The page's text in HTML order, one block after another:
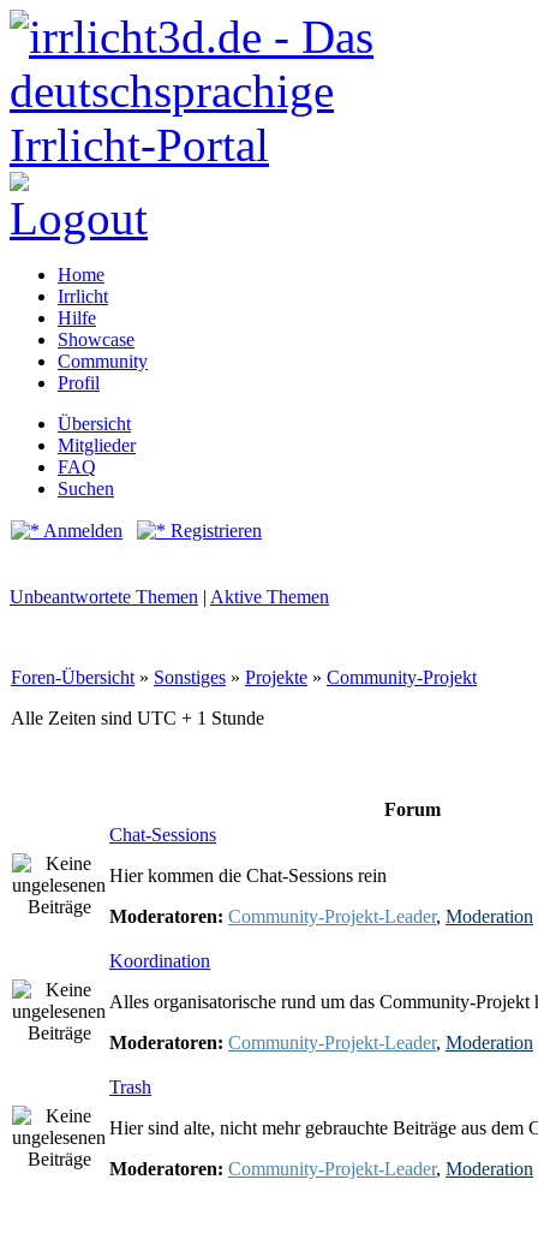
Home
Irrlicht
Hilfe
Showcase
Community
Profil
Übersicht
Mitglieder
FAQ
Suchen
Anmelden Registrieren
Unbeantwortete Themen | Aktive Themen
Foren-Übersicht » Sonstiges » Projekte » Community-Projekt
Alle Zeiten sind UTC + 1 Stunde
Forum
Chat-Sessions
Hier kommen die Chat-Sessions rein
Moderatoren: Community-Projekt-Leader, Moderation
Koordination
Alles organisatorische rund um das Community-Projekt
Moderatoren: Community-Projekt-Leader, Moderation
Trash
Hier sind alte, nicht mehr gebrauchte Beiträge aus dem
Moderatoren: Community-Projekt-Leader, Moderation